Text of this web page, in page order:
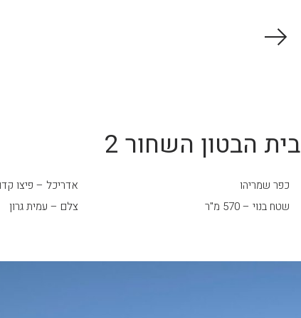
בית הבטון השחור 2
כפר שמריהו
שטח בנוי – 570 מ"ר
אדריכל – פיצו
צלם – עמית גרון